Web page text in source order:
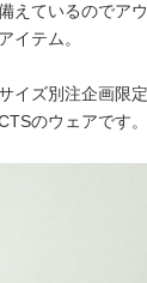
えているのでア
イテム。
イズ別注企画限
のウェアです。